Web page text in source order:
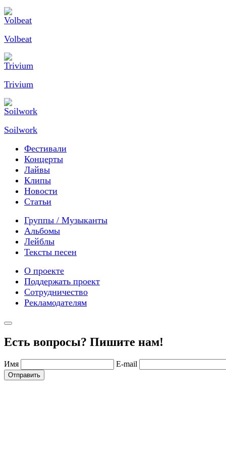
Volbeat
Trivium
Soilwork
Фестивали
Концерты
Лайвы
Клипы
Новости
Статьи
Группы / Музыканты
Альбомы
Лейблы
Тексты песен
О проекте
Поддержать проект
Сотрудничество
Рекламодателям
Есть вопросы? Пишите нам!
Имя E-mail